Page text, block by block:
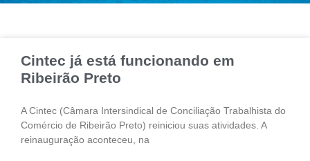
Cintec já está funcionando em
Ribeirão Preto
A Cintec (Câmara Intersindical de Conciliação Trabalhista do
Comércio de Ribeirão Preto) reiniciou suas atividades. A
reinauguração aconteceu, na